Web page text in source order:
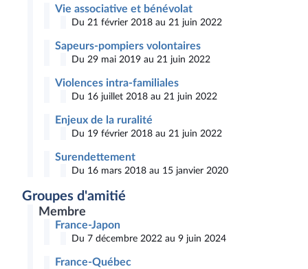
Vie associative et bénévolat
Du 21 février 2018 au 21 juin 2022
Sapeurs-pompiers volontaires
Du 29 mai 2019 au 21 juin 2022
Violences intra-familiales
Du 16 juillet 2018 au 21 juin 2022
Enjeux de la ruralité
Du 19 février 2018 au 21 juin 2022
Surendettement
Du 16 mars 2018 au 15 janvier 2020
Groupes d'amitié
Membre
France-Japon
Du 7 décembre 2022 au 9 juin 2024
France-Québec